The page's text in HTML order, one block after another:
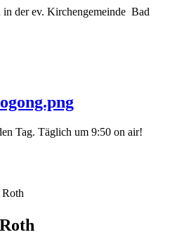
der ev. Kirchengemeinde Bad